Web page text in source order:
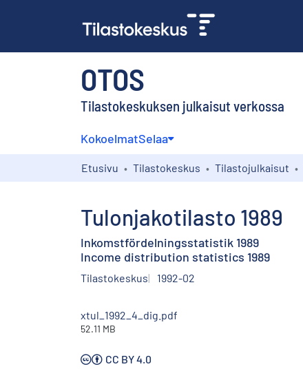
OTOS
Tilastokeskuksen julkaisut verkossa
KokoelmatSelaa
Etusivu Tilastokeskus Tilastojulkaisut
Tulonjakotilasto 1989
Inkomstfördelningsstatistik 1989
Income distribution statistics 1989
Tilastokeskus 1992-02
xtul_1992_4_dig.pdf
52.11 MB
CC BY 4.0